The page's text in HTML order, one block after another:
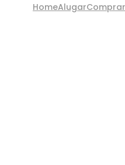
HomeAlugarComprar